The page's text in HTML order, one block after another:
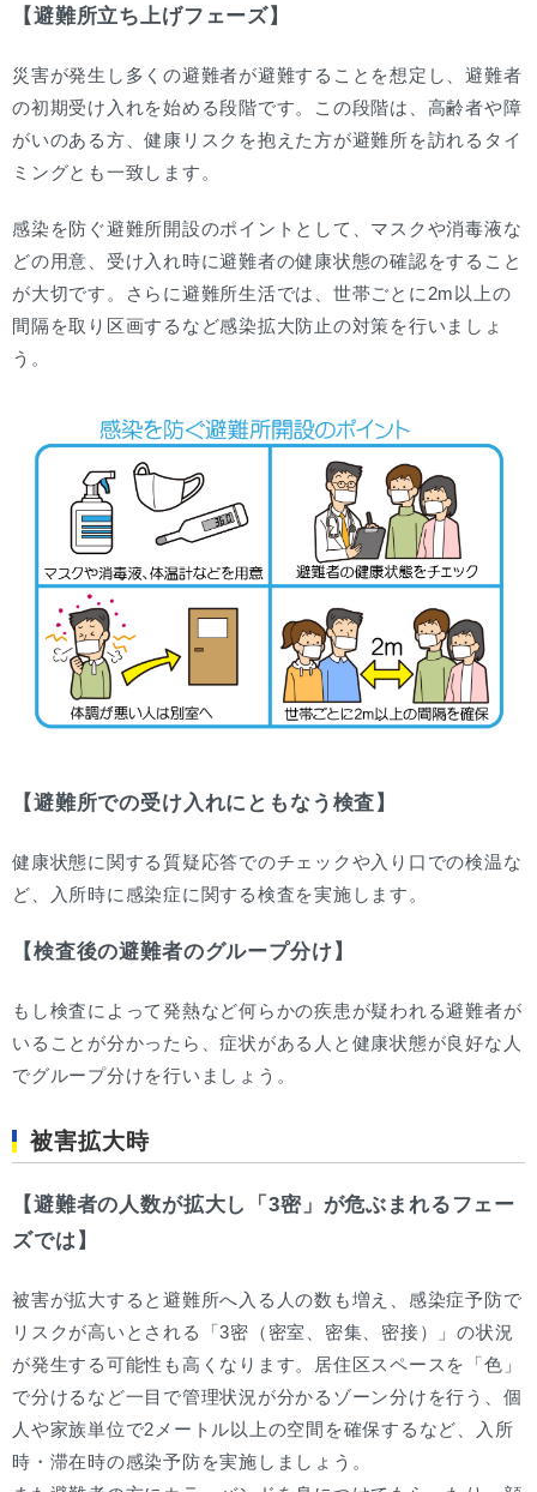
【避難所立ち上げフェーズ】
災害が発生し多くの避難者が避難することを想定し、避難者
の初期受け入れを始める段階です。この段階は、高齢者や障
がいのある方、健康リスクを抱えた方が避難所を訪れるタイ
ミングとも一致します。
感染を防ぐ避難所開設のポイントとして、マスクや消毒液な
どの用意、受け入れ時に避難者の健康状態の確認をすること
が大切です。さらに避難所生活では、世帯ごとに2m以上の
間隔を取り区画するなど感染拡大防止の対策を行いましょ
う。
【避難所での受け入れにともなう検査】
健康状態に関する質疑応答でのチェックや入り口での検温な
ど、入所時に感染症に関する検査を実施します。
【検査後の避難者のグループ分け】
もし検査によって発熱など何らかの疾患が疑われる避難者が
いることが分かったら、症状がある人と健康状態が良好な人
でグループ分けを行いましょう。
被害拡大時
【避難者の人数が拡大し「3密」が危ぶまれるフェー
ズでは】
被害が拡大すると避難所へ入る人の数も増え、感染症予防で
リスクが高いとされる「3密（密室、密集、密接）」の状況
が発生する可能性も高くなります。居住区スペースを「色」
で分けるなど一目で管理状況が分かるゾーン分けを行う、個
人や家族単位で2メートル以上の空間を確保するなど、入所
時・滞在時の感染予防を実施しましょう。